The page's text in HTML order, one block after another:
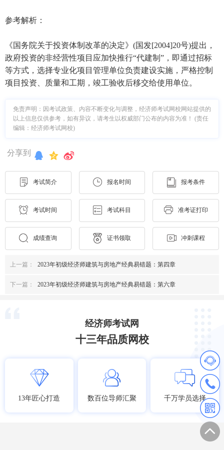
参考解析：
《国务院关于投资体制改革的决定》(国发[2004]20号)提出，
政府投资的非经营性项目应加快推行“代建制”，即通过招标
等方式，选择专业化项目管理单位负责建设实施，严格控制
项目投资、质量和工期，竣工验收后移交给使用单位。
免责声明：因考试政策、内容不断变化与调整，经济师考试网校网站提供的
以上信息仅供参考，如有异议，请考生以权威部门公布的内容为准！ (责任
编辑：经济师考试网校)
分享到
考试简介 报名时间 报考条件
考试时间 考试科目 准考证打印
成绩查询 证书领取 冲刺课程
上一篇： 2023年初级经济师建筑与房地产经典易错题：第四章
下一篇： 2023年初级经济师建筑与房地产经典易错题：第六章
经济师考试网
十三年品质网校
13年匠心打造 数百位导师汇聚 千万学员选择